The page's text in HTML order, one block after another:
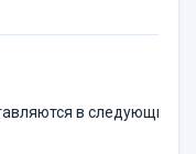
в следующих